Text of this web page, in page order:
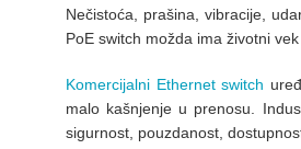
Nečistoća, prašina, vibracije,
PoE switch možda ima životni
Komercijalni Ethernet switch
malo kašnjenje u prenosu.
sigurnost, pouzdanost,